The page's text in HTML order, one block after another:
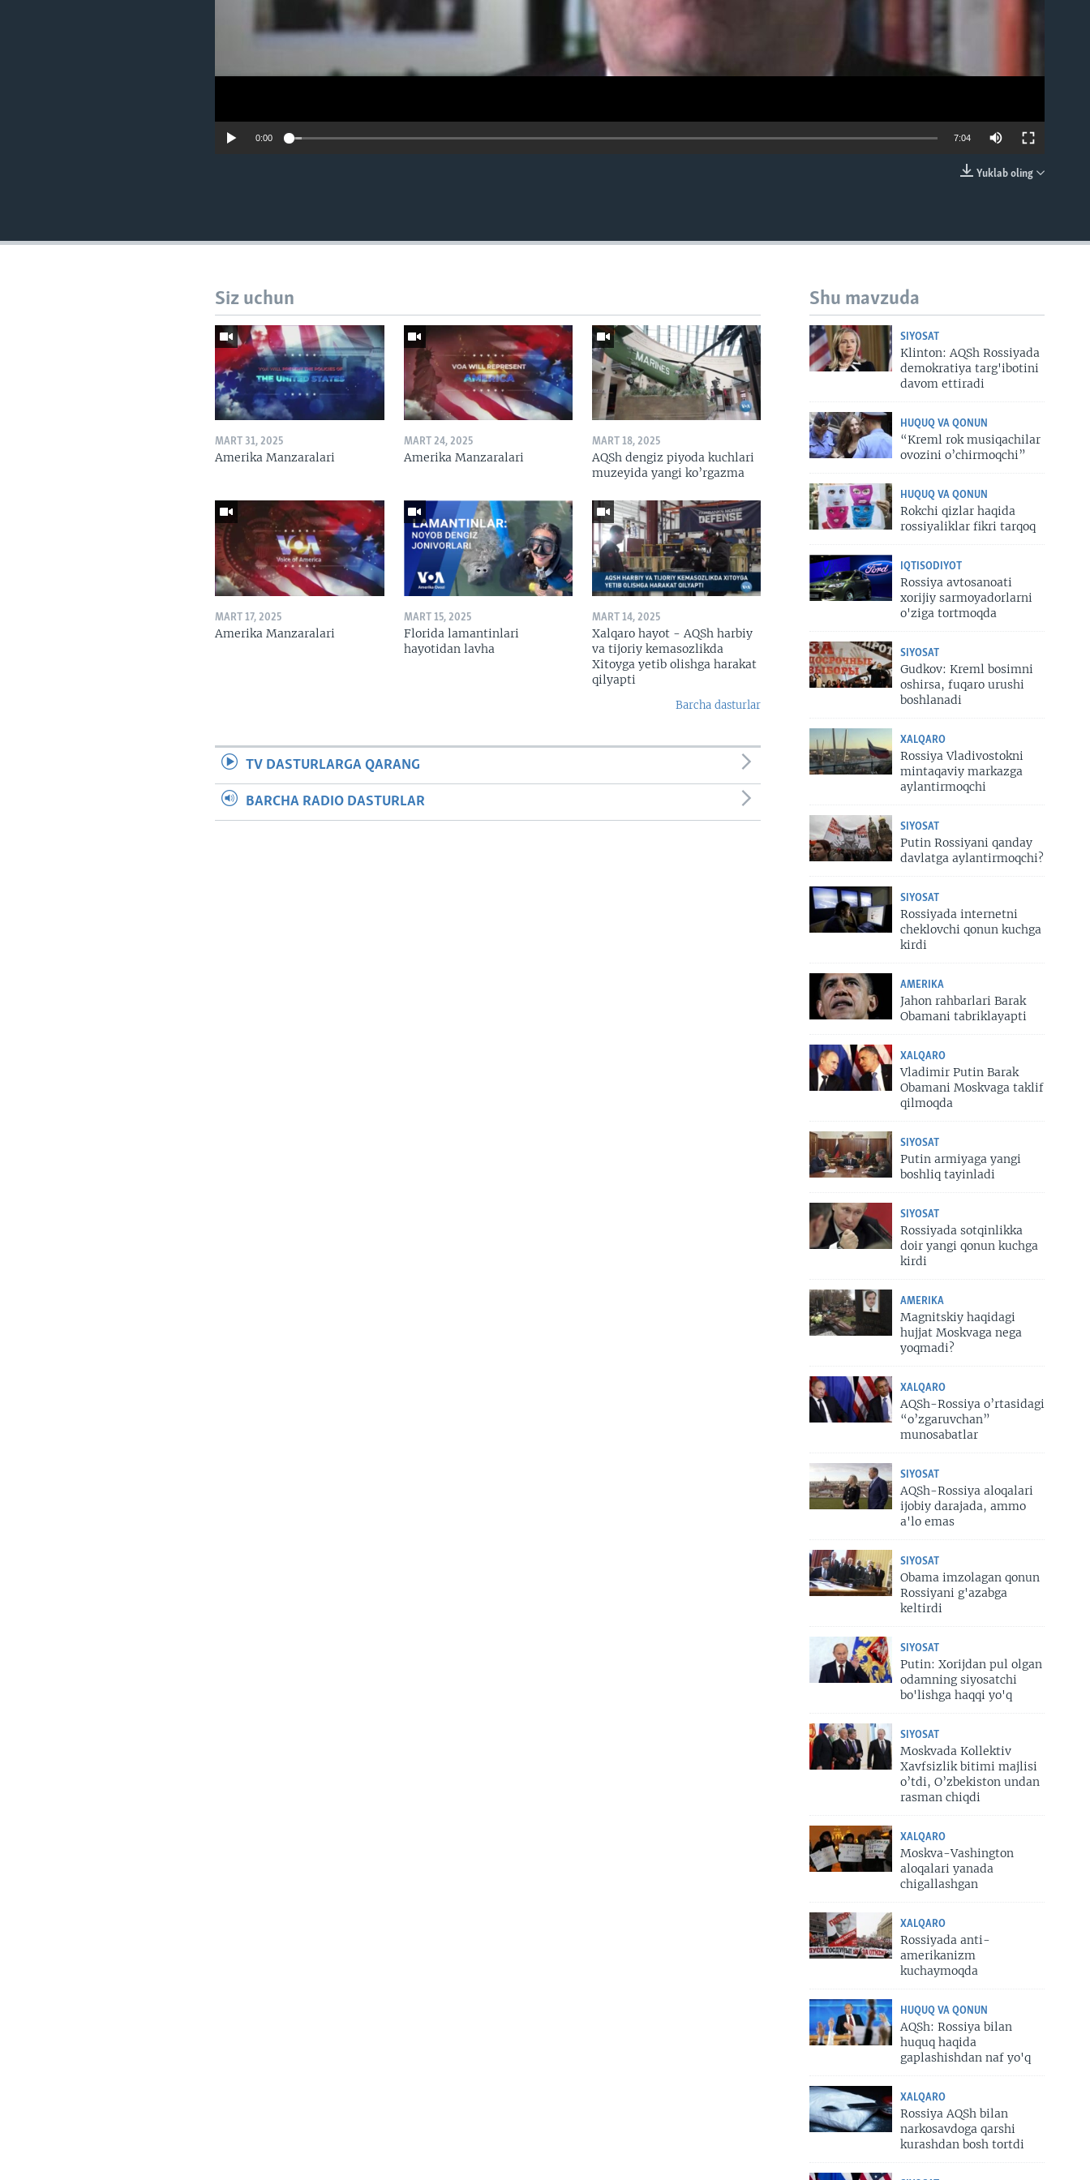
0:00 7:04
Yuklab oling
Shu mavzuda
SIYOSAT
Klinton: AQSh Rossiyada
demokratiya targ'ibotini
davom ettiradi
HUQUQ VA QONUN
“Kreml rok musiqachilar
ovozini o’chirmoqchi”
HUQUQ VA QONUN
Rokchi qizlar haqida
rossiyaliklar fikri tarqoq
IQTISODIYOT
Rossiya avtosanoati
xorijiy sarmoyadorlarni
o'ziga tortmoqda
SIYOSAT
Gudkov: Kreml bosimni
oshirsa, fuqaro urushi
boshlanadi
XALQARO
Rossiya Vladivostokni
mintaqaviy markazga
aylantirmoqchi
SIYOSAT
Putin Rossiyani qanday
davlatga aylantirmoqchi?
SIYOSAT
Rossiyada internetni
cheklovchi qonun kuchga
kirdi
AMERIKA
Jahon rahbarlari Barak
Obamani tabriklayapti
XALQARO
Vladimir Putin Barak
Obamani Moskvaga taklif
qilmoqda
SIYOSAT
Putin armiyaga yangi
boshliq tayinladi
SIYOSAT
Rossiyada sotqinlikka
doir yangi qonun kuchga
kirdi
AMERIKA
Magnitskiy haqidagi
hujjat Moskvaga nega
yoqmadi?
XALQARO
AQSh-Rossiya o’rtasidagi
“o’zgaruvchan”
munosabatlar
SIYOSAT
AQSh-Rossiya aloqalari
ijobiy darajada, ammo
a'lo emas
SIYOSAT
Obama imzolagan qonun
Rossiyani g'azabga
keltirdi
SIYOSAT
Putin: Xorijdan pul olgan
odamning siyosatchi
bo'lishga haqqi yo'q
SIYOSAT
Moskvada Kollektiv
Xavfsizlik bitimi majlisi
o’tdi, O’zbekiston undan
rasman chiqdi
XALQARO
Moskva-Vashington
aloqalari yanada
chigallashgan
XALQARO
Rossiyada anti-
amerikanizm
kuchaymoqda
HUQUQ VA QONUN
AQSh: Rossiya bilan
huquq haqida
gaplashishdan naf yo'q
XALQARO
Rossiya AQSh bilan
narkosavdoga qarshi
kurashdan bosh tortdi
Siz uchun
MART 31, 2025
Amerika Manzaralari
MART 24, 2025
Amerika Manzaralari
MART 18, 2025
AQSh dengiz piyoda kuchlari
muzeyida yangi ko’rgazma
MART 17, 2025
Amerika Manzaralari
MART 15, 2025
Florida lamantinlari
hayotidan lavha
MART 14, 2025
Xalqaro hayot - AQSh harbiy
va tijoriy kemasozlikda
Xitoyga yetib olishga harakat
qilyapti
Barcha dasturlar
TV DASTURLARGA QARANG
BARCHA RADIO DASTURLAR